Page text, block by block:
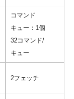
コマンド
キュー：1個
32コマンド/
キュー
2フェッチ